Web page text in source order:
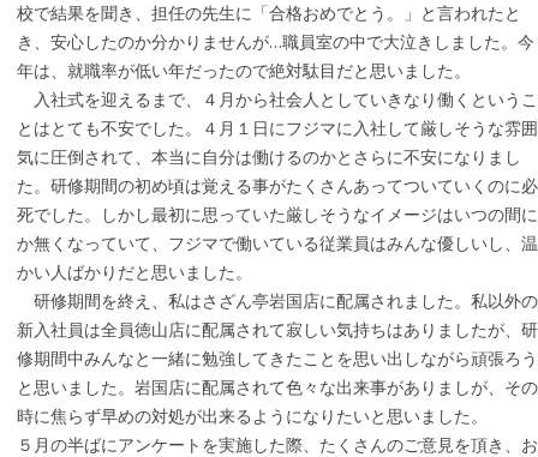
校で結果を聞き、担任の先生に「合格おめでとう。」と言われたと
き、安心したのか分かりませんが…職員室の中で大泣きしました。今
年は、就職率が低い年だったので絶対駄目だと思いました。
入社式を迎えるまで、４月から社会人としていきなり働くというこ
とはとても不安でした。４月１日にフジマに入社して厳しそうな雰囲
気に圧倒されて、本当に自分は働けるのかとさらに不安になりまし
た。研修期間の初め頃は覚える事がたくさんあってついていくのに必
死でした。しかし最初に思っていた厳しそうなイメージはいつの間に
か無くなっていて、フジマで働いている従業員はみんな優しいし、温
かい人ばかりだと思いました。
研修期間を終え、私はさざん亭岩国店に配属されました。私以外の
新入社員は全員徳山店に配属されて寂しい気持ちはありましたが、研
修期間中みんなと一緒に勉強してきたことを思い出しながら頑張ろう
と思いました。岩国店に配属されて色々な出来事がありましが、その
時に焦らず早めの対処が出来るようになりたいと思いました。
５月の半ばにアンケートを実施した際、たくさんのご意見を頂き、お